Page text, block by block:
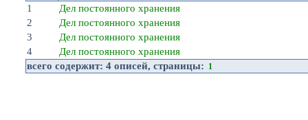
1
Дел постоянного хранения
2
Дел постоянного хранения
3
Дел постоянного хранения
4
Дел постоянного хранения
всего содержит: 4 описей, страницы: 1